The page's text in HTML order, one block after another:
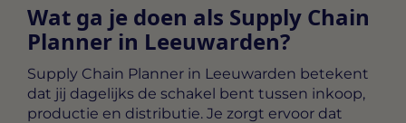
Wat ga je doen als Supply Chain
Planner in Leeuwarden?
Supply Chain Planner in Leeuwarden betekent
dat jij dagelijks de schakel bent tussen inkoop,
productie en distributie. Je zorgt ervoor dat